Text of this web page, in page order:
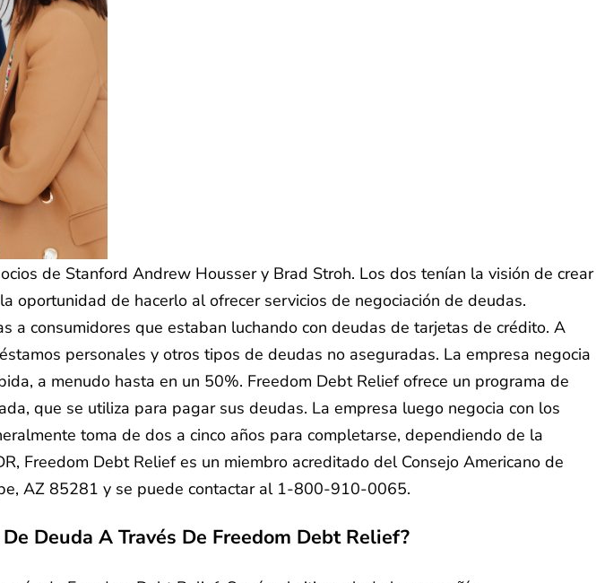
de Stanford Andrew Housser y Brad Stroh. Los dos tenían la visión de crear
oportunidad de hacerlo al ofrecer servicios de negociación de deudas.
a consumidores que estaban luchando con deudas de tarjetas de crédito. A
personales y otros tipos de deudas no aseguradas. La empresa negocia
a menudo hasta en un 50%. Freedom Debt Relief ofrece un programa de
que se utiliza para pagar sus deudas. La empresa luego negocia con los
toma de dos a cinco años para completarse, dependiendo de la
Freedom Debt Relief es un miembro acreditado del Consejo Americano de
AZ 85281 y se puede contactar al 1-800-910-0065.
Deuda A Través De Freedom Debt Relief?